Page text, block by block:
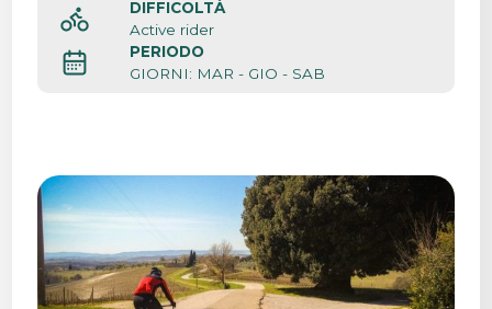
DIFFICOLTÀ
Active rider
PERIODO
GIORNI: MAR - GIO - SAB